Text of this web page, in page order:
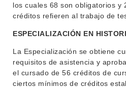
los cuales 68 son obligatorios y
créditos refieren al trabajo de
ESPECIALIZACIÓN EN
La Especialización se obtiene
requisitos de asistencia y
el cursado de 56 créditos de
ciertos mínimos de créditos